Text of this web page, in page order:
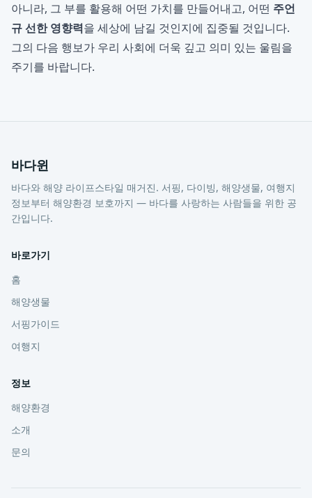
아니라, 그 부를 활용해 어떤 가치를 만들어내고, 어떤 주언
규 선한 영향력을 세상에 남길 것인지에 집중될 것입니다.
그의 다음 행보가 우리 사회에 더욱 깊고 의미 있는 울림을
주기를 바랍니다.
바다윈
바다와 해양 라이프스타일 매거진. 서핑, 다이빙, 해양생물, 여행지
정보부터 해양환경 보호까지 — 바다를 사랑하는 사람들을 위한 공
간입니다.
바로가기
홈
해양생물
서핑가이드
여행지
정보
해양환경
소개
문의